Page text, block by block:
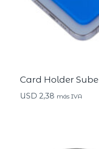
Card Holder Sube
USD 2,38 más IVA